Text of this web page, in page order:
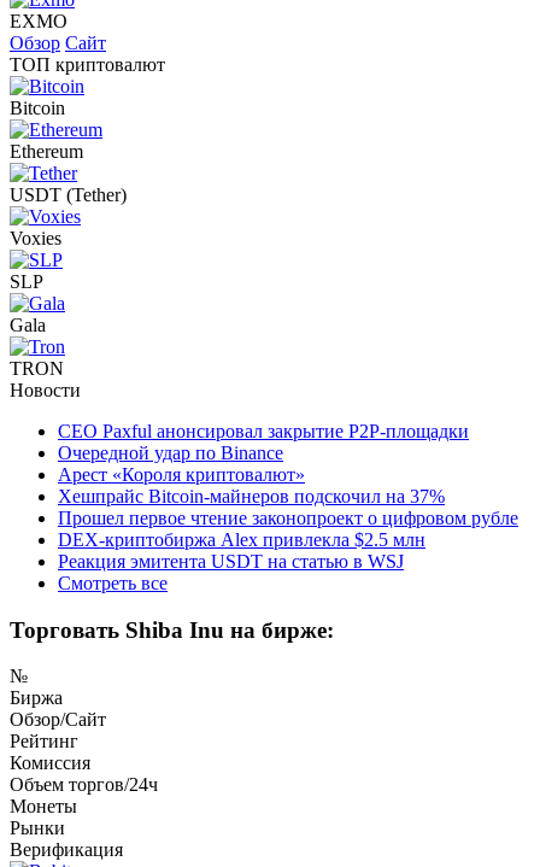
EXMO
Обзор Сайт
ТОП криптовалют
Bitcoin
Ethereum
USDT (Tether)
Voxies
SLP
Gala
TRON
Новости
CEO Paxful анонсировал закрытие P2P-площадки
Очередной удар по Binance
Арест «Короля криптовалют»
Хешпрайс Bitcoin-майнеров подскочил на 37%
Прошел первое чтение законопроект о цифровом рубле
DEX-криптобиржа Alex привлекла $2.5 млн
Реакция эмитента USDT на статью в WSJ
Смотреть все
Торговать Shiba Inu на бирже:
№
Биржа
Обзор/Сайт
Рейтинг
Комиссия
Объем торгов/24ч
Монеты
Рынки
Верификация